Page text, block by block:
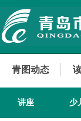
青图动态
讲座 少